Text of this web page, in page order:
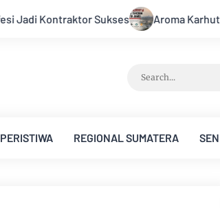
Aroma Karhutla Mulai Tercium di Kota
PERISTIWA REGIONAL SUMATERA